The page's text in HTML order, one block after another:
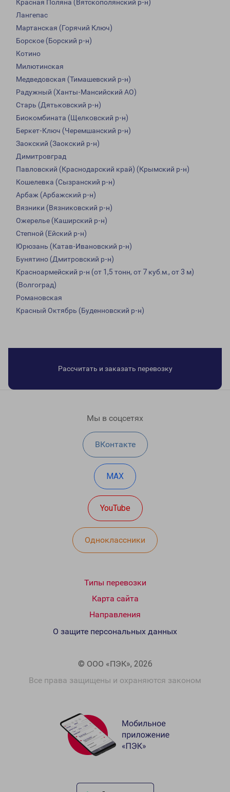
Красная Поляна (Вятскополянский р-н)
Лангепас
Мартанская (Горячий Ключ)
Борское (Борский р-н)
Котино
Милютинская
Медведовская (Тимашевский р-н)
Радужный (Ханты-Мансийский АО)
Старь (Дятьковский р-н)
Биокомбината (Щелковский р-н)
Беркет-Ключ (Черемшанский р-н)
Заокский (Заокский р-н)
Димитровград
Павловский (Краснодарский край) (Крымский р-н)
Кошелевка (Сызранский р-н)
Арбаж (Арбажский р-н)
Вязники (Вязниковский р-н)
Ожерелье (Каширский р-н)
Степной (Ейский р-н)
Юрюзань (Катав-Ивановский р-н)
Бунятино (Дмитровский р-н)
Красноармейский р-н (от 1,5 тонн, от 7 куб.м., от 3 м)
(Волгоград)
Романовская
Красный Октябрь (Буденновский р-н)
Рассчитать и заказать перевозку
Мы в соцсетях
ВКонтакте
MAX
YouTube
Одноклассники
Типы перевозки
Карта сайта
Направления
© ООО «ПЭК», 2026
Все права защищены и охраняются законом
О защите персональных данных